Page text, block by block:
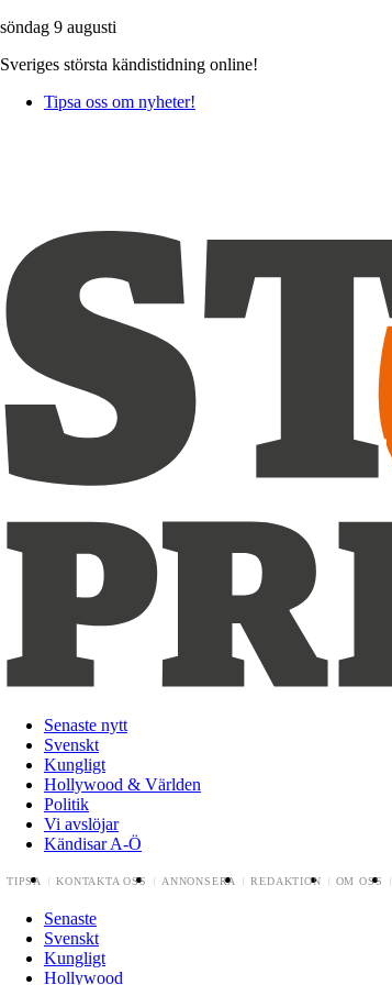
söndag 9 augusti
Sveriges största kändistidning online!
Tipsa oss om nyheter!
Senaste nytt
Svenskt
Kungligt
Hollywood & Världen
Politik
Vi avslöjar
Kändisar A-Ö
TIPSA KONTAKTA OSS ANNONSERA REDAKTION OM OSS
Senaste
Svenskt
Kungligt
Hollywood